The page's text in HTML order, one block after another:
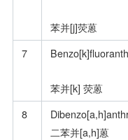
苯并[j]荧蒽
7
苯并[k] 荧蒽
8
二苯并[a,h]蒽